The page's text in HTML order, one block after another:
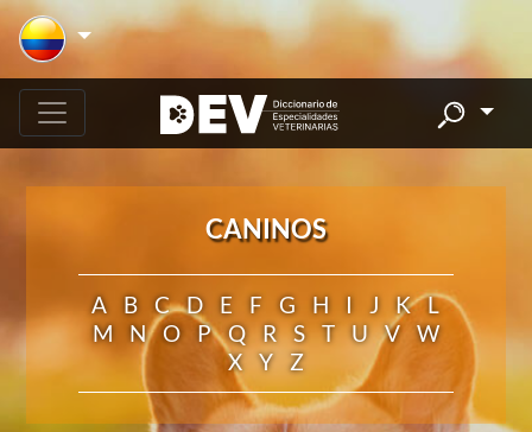
CANINOS
A B C D E F G H I J K
L
M
N O P Q R S T U V
W
X
Y Z